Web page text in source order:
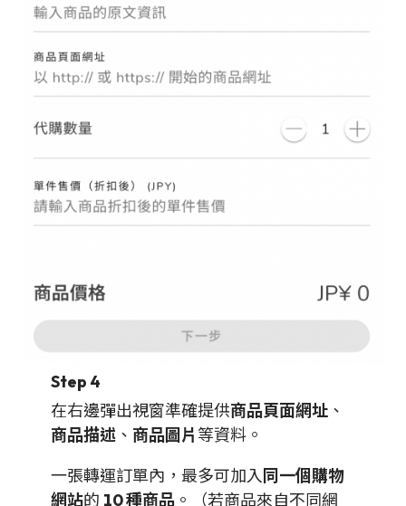
Step 4
在右邊彈出視窗準確提供商品頁面網址 、
商品描述 、 商品圖片 等資料。
一張轉運訂單內，最多可加入同一個購物
網站的 10 種商品 。（若商品來自不同網